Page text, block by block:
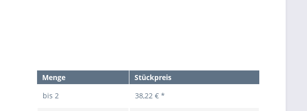
Menge
Stückpreis
bis2 38,22 € *